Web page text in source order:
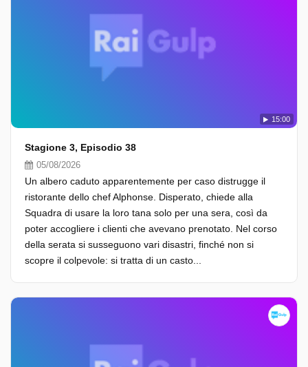
15:00
Stagione 3, Episodio 38
05/08/2026
Un albero caduto apparentemente per caso distrugge il
ristorante dello chef Alphonse. Disperato, chiede alla
Squadra di usare la loro tana solo per una sera, così da
poter accogliere i clienti che avevano prenotato. Nel corso
della serata si susseguono vari disastri, finché non si
scopre il colpevole: si tratta di un casto...